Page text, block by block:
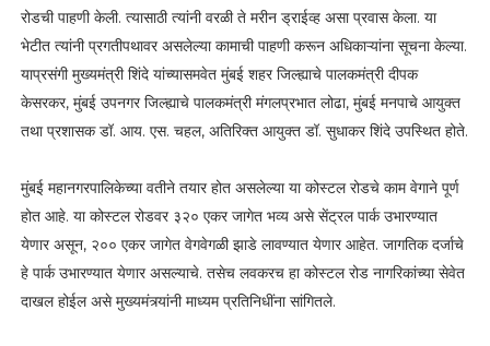
रोडची पाहणी केली. त्यासाठी त्यांनी वरळी ते मरीन ड्राईव्ह असा प्रवास केला. या
भेटीत त्यांनी प्रगतीपथावर असलेल्या कामाची पाहणी करून अधिकाऱ्यांना सूचना केल्या.
याप्रसंगी मुख्यमंत्री शिंदे यांच्यासमवेत मुंबई शहर जिल्ह्याचे पालकमंत्री दीपक
केसरकर, मुंबई उपनगर जिल्ह्याचे पालकमंत्री मंगलप्रभात लोढा, मुंबई मनपाचे आयुक्त
तथा प्रशासक डॉ. आय. एस. चहल, अतिरिक्त आयुक्त डॉ. सुधाकर शिंदे उपस्थित होते.
मुंबई महानगरपालिकेच्या वतीने तयार होत असलेल्या या कोस्टल रोडचे काम वेगाने पूर्ण
होत आहे. या कोस्टल रोडवर ३२० एकर जागेत भव्य असे सेंट्रल पार्क उभारण्यात
येणार असून, २०० एकर जागेत वेगवेगळी झाडे लावण्यात येणार आहेत. जागतिक दर्जाचे
हे पार्क उभारण्यात येणार असल्याचे. तसेच लवकरच हा कोस्टल रोड नागरिकांच्या सेवेत
दाखल होईल असे मुख्यमंत्र्यांनी माध्यम प्रतिनिधींना सांगितले.